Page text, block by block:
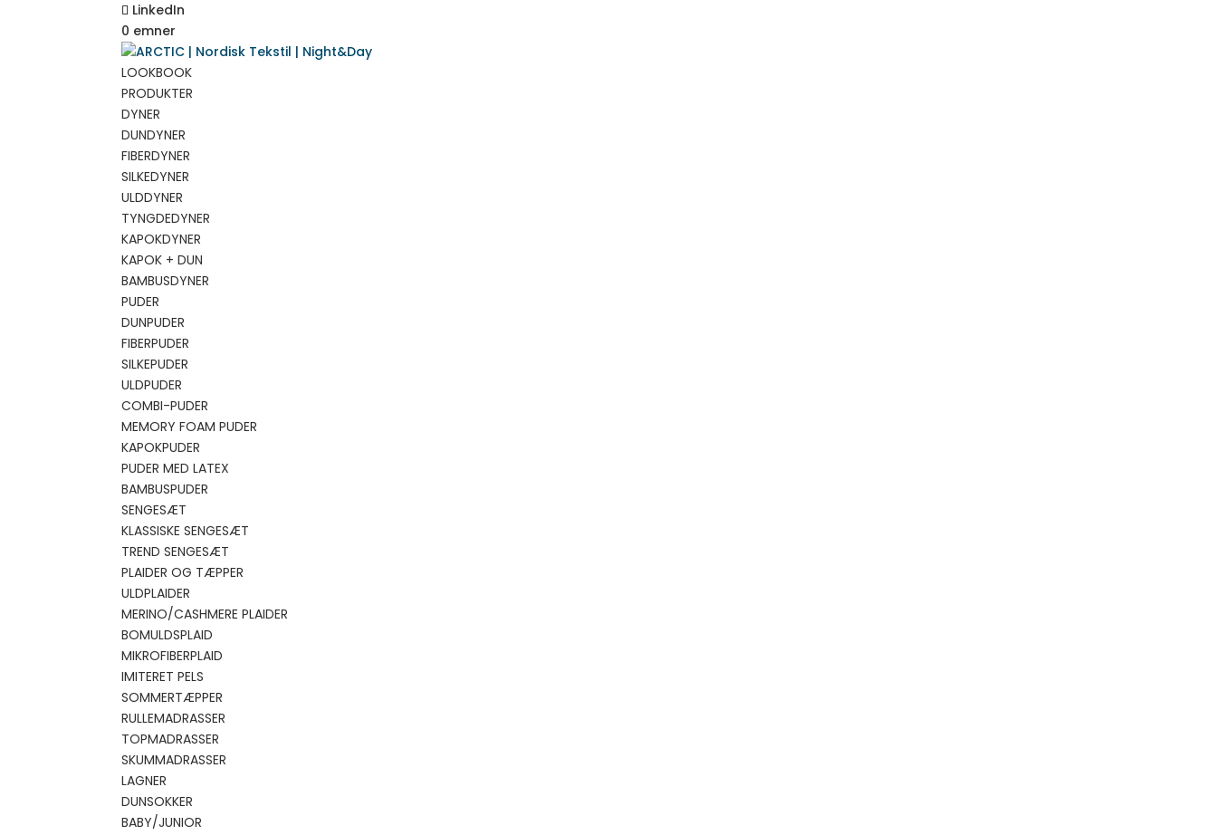
LinkedIn
0 emner
LOOKBOOK
PRODUKTER
DYNER
DUNDYNER
FIBERDYNER
SILKEDYNER
ULDDYNER
TYNGDEDYNER
KAPOKDYNER
KAPOK + DUN
BAMBUSDYNER
PUDER
DUNPUDER
FIBERPUDER
SILKEPUDER
ULDPUDER
COMBI-PUDER
MEMORY FOAM PUDER
KAPOKPUDER
PUDER MED LATEX
BAMBUSPUDER
SENGESÆT
KLASSISKE SENGESÆT
TREND SENGESÆT
PLAIDER OG TÆPPER
ULDPLAIDER
MERINO/CASHMERE PLAIDER
BOMULDSPLAID
MIKROFIBERPLAID
IMITERET PELS
SOMMERTÆPPER
RULLEMADRASSER
TOPMADRASSER
SKUMMADRASSER
LAGNER
DUNSOKKER
BABY/JUNIOR